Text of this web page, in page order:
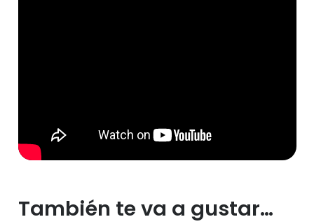
También te va a gustar…